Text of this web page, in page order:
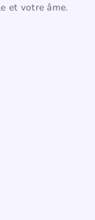
et votre âme.